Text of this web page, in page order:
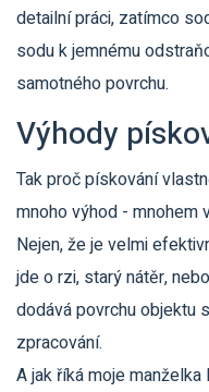
detailní práci, zatímco
sodu k jemnému
samotného povrchu.
Výhody
Tak proč pískování
mnoho výhod - mnohem
Nejen, že je velmi
jde o rzi, starý nátěr,
dodává povrchu objektu
zpracování.
A jak říká moje